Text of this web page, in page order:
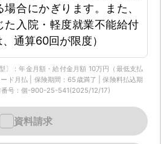
合にかぎります。また、
た入院・軽度就業不能給付
通算60回が限度）
〕：年金月額・給付金月額 10万円（最低支払
ド月払 | 保険期間：65歳満了 | 保険料払込期
番号：個-900-25-541(2025/12/17)
資料請求